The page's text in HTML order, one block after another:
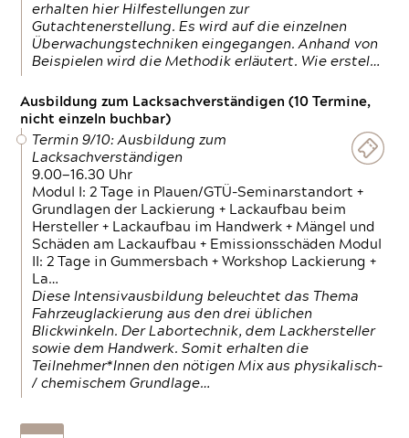
erhalten hier Hilfestellungen zur
Gutachtenerstellung. Es wird auf die einzelnen
Überwachungstechniken eingegangen. Anhand von
Beispielen wird die Methodik erläutert. Wie erstel…
Ausbildung zum Lacksachverständigen (10 Termine,
nicht einzeln buchbar)
Termin 9/10: Ausbildung zum
Lacksachverständigen
9.00—16.30 Uhr
Modul I: 2 Tage in Plauen/GTÜ-Seminarstandort +
Grundlagen der Lackierung + Lackaufbau beim
Hersteller + Lackaufbau im Handwerk + Mängel und
Schäden am Lackaufbau + Emissionsschäden Modul
II: 2 Tage in Gummersbach + Workshop Lackierung +
La…
Diese Intensivausbildung beleuchtet das Thema
Fahrzeuglackierung aus den drei üblichen
Blickwinkeln. Der Labortechnik, dem Lackhersteller
sowie dem Handwerk. Somit erhalten die
Teilnehmer*Innen den nötigen Mix aus physikalisch-
/ chemischem Grundlage…